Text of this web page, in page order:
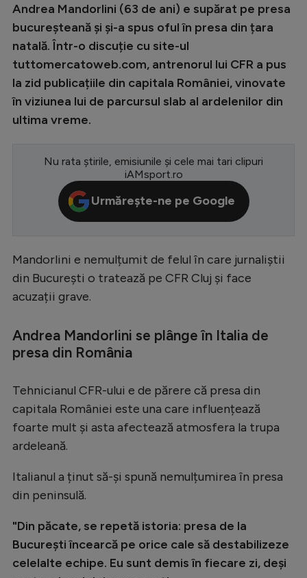
Champions League
Europa League
Conference League
CM 2026
Serie A
Bundesliga
Campionate
Starurile fotbalului
Stranieri
Handbal
Natație
Formula 1
Gimnastică
Andrea Mandorlini (63 de ani) e supărat pe presa
bucureșteană și și-a spus oful în presa din țara
natală. Într-o discuție cu site-ul
tuttomercatoweb.com, antrenorul lui CFR a pus
la zid publicațiile din capitala României, vinovate
în viziunea lui de parcursul slab al ardelenilor din
ultima vreme.
Nu rata știrile, emisiunile și cele mai tari clipuri
iAMsport.ro
Urmărește-ne pe Google
Mandorlini e nemulțumit de felul în care jurnaliștii
din București o tratează pe CFR Cluj și face
acuzații grave.
Andrea Mandorlini se plânge în Italia de
presa din România
Tehnicianul CFR-ului e de părere că presa din
capitala României este una care influențează
foarte mult și asta afectează atmosfera la trupa
ardeleană.
Italianul a ținut să-și spună nemulțumirea în presa
din peninsulă.
"Din păcate, se repetă istoria: presa de la
București încearcă pe orice cale să destabilizeze
celelalte echipe. Eu sunt demis în fiecare zi, deși